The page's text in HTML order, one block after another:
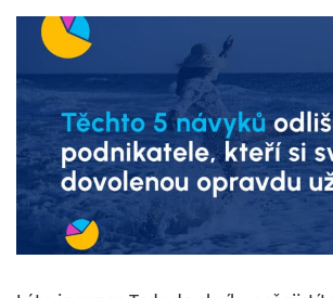
Blog
Vyhledávání
Čeština
Čeština